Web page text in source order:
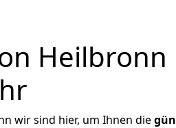
Heilbronn
wir sind hier, um Ihnen die